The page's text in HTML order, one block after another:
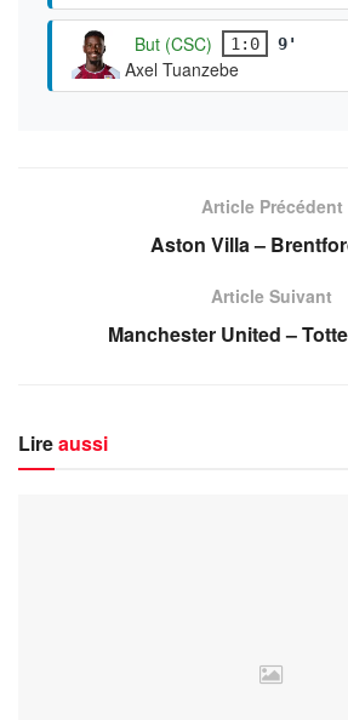
But (CSC) 1:0 9'
Axel Tuanzebe
Article Précédent
Aston Villa –
Article Suivant
Manchester United –
Lireaussi